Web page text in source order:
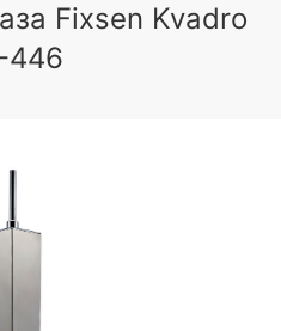
Fixsen Kvadro
446